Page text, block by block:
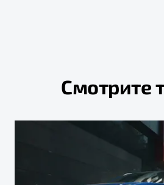
Смотрите